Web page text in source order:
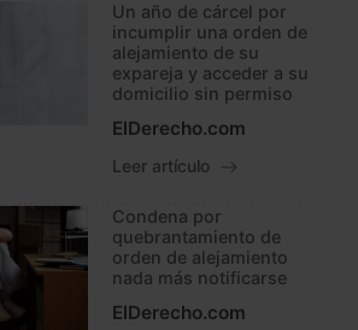
Un año de cárcel por
incumplir una orden de
alejamiento de su
expareja y acceder a su
domicilio sin permiso
ElDerecho.com
Leer artículo
Condena por
quebrantamiento de
orden de alejamiento
nada más notificarse
ElDerecho.com